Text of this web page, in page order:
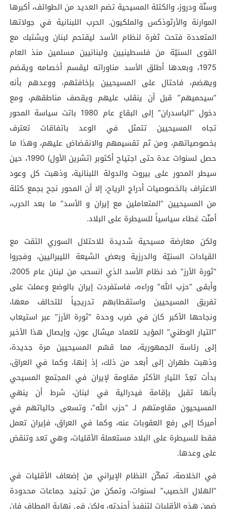
وسنّة ودروز، والكتلة المسيحية تضم العديد من الطوائف، أكبرها
الموارنة والأرثوذكس والملكيون. الحرب اللبنانية في جولاتها
المتعددة فتحت ثغرة لنظام الأسد ليقتحم لبنان ويشتبك مع
القوى السنيّة من فلسطينيين ولبنانيين مسلمين منذ العام
1975، وبعدها أطلق الأسد مناوراته ليقسم أخصامه ويقضم
ويهضم، فاحتال على المسيحيين بإخافتهم، ووعدهم بأنه
“سيحميهم” قبل أن ينقلب عليهم ويقصف مناطقهم، ومع
دخول “الباسدران” إلى البقاع عام 1980 باتت سياسة المحور
تجاه المسيحيين تتمثل في الوعد باتفاقات تعترف
بخصوصياتهم، ومن ثم تقسيمهم والانقضاض عليهم، وهذا ما
حصل لسنوات عدة حتى اجتياح أكتوبر (تشرين الأول) 1990، حين
سيطر المحور على بيروت والدولة اللبنانية، وذهبت كل وعود
الاعتراف بالخصوصيات أدراج الرياح، إلا أن المحور نجح بجمع كتلة
من المسيحيين “المتعاملين مع إيران و الأسد” ما بعد الحرب،
أمنّت غطاء سياسياً للسيطرة على البلاد.
ولكن معارضة مسيحية شديدة للاحتلال السوري التقت مع
القيادات السنيّة والدرزية وبعض الشيعة الليبراليين، وفجروا
“ثورة الأرز” ضد نظام الأسد الذي انسحب من لبنان عام 2005،
وأبقى “حزب الله” وراءه، فاستفردت إيران بالوضع وعملت على
تفريق المسيحيين واستقطابهم تدريجياً للتحالف معها،
ونجاحها الأكبر كان في ضرب وحدة “ثورة الأرز” عبر استيعاب
“التيار الوطني” المؤيد للعماد ميشال عون، وإيصال هذا الأخير
إلى رئاسة الجمهورية، مما قسّم المسيحيين مرة جديدة،
وذهبت طهران إلى أبعد من ذلك، إذ إنها، وكما في العراق،
بدأت تعِدُ التيار الأكثر مقاومة لإيران في المجتمع المسيحي
بأنها تقبل بإقامة فيدرالية في لبنان، شرط أن ينهي
المسيحيون مقاومتهم لـ “حزب الله”، وتسعى جالياتهم في
أميركا إلى رفع العقوبات عنه، وكما في العراق، فإيران تعمل
فقط للسيطرة على البلاد مستعملة الأقليات، وهي تعد وتنقض
على وعدها.
في الخلاصة، تمكّن النظام الإيراني من إضعاف الأقليات في
“الهلال الخصيب” لسنوات، وتمكن من تجنيد جماعات محدودة
ضمن هذه الأقليات لتنفيذ أجندته، ولكن في نهاية المطاف فإن